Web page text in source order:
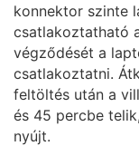
konnektor szinte
csatlakoztatható
végződését a
csatlakoztatni.
feltöltés után a
és 45 percbe
nyújt.